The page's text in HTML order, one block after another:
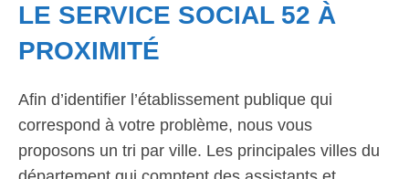
LE SERVICE SOCIAL 52 À
PROXIMITÉ
Afin d’identifier l’établissement publique qui
correspond à votre problème, nous vous
proposons un tri par ville. Les principales villes du